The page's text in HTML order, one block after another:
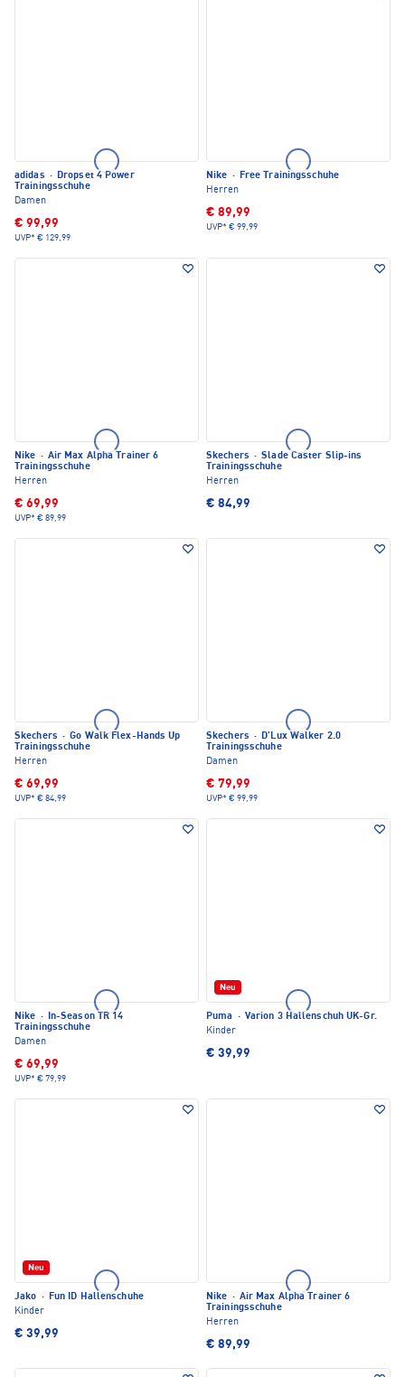
adidas · Dropset 4 Power
Trainingsschuhe
Damen
€ 99,99
UVP* € 129,99
Nike · Free Trainingsschuhe
Herren
€ 89,99
UVP* € 99,99
Nike · Air Max Alpha Trainer 6
Trainingsschuhe
Herren
€ 69,99
UVP* € 89,99
Skechers · Slade Caster Slip-ins
Trainingsschuhe
Herren
€ 84,99
Skechers · Go Walk Flex-Hands Up
Trainingsschuhe
Herren
€ 69,99
UVP* € 84,99
Skechers · D'Lux Walker 2.0
Trainingsschuhe
Damen
€ 79,99
UVP* € 99,99
Nike · In-Season TR 14
Trainingsschuhe
Damen
€ 69,99
UVP* € 79,99
Neu
Puma · Varion 3 Hallenschuh UK-Gr.
Kinder
€ 39,99
Neu
Jako · Fun ID Hallenschuhe
Kinder
€ 39,99
Nike · Air Max Alpha Trainer 6
Trainingsschuhe
Herren
€ 89,99